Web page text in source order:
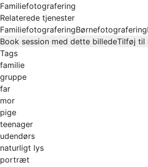
Familiefotografering
Relaterede tjenester
FamiliefotograferingBørnefotografering
Book session med dette billedeTilføj til
Tags
familie
gruppe
far
mor
pige
teenager
udendørs
naturligt lys
portræt